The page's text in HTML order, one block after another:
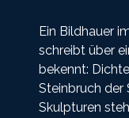
Ein Bildhauer
schreibt über
bekennt:
Steinbruch der
Skulpturen